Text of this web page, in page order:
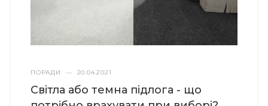
ПОРАДИ — 20.04.2021
Світла або темна підлога - що